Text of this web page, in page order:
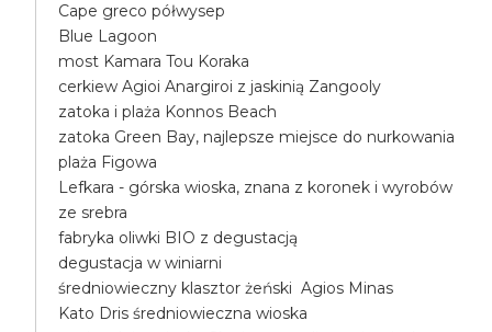
Cape greco półwysep
Blue Lagoon
most Kamara Tou Koraka
cerkiew Agioi Anargiroi z jaskinią Zangooly
zatoka i plaża Konnos Beach
zatoka Green Bay, najlepsze miejsce do nurkowania
plaża Figowa
Lefkara - górska wioska, znana z koronek i wyrobów
ze srebra
fabryka oliwki BIO z degustacją
degustacja w winiarni
średniowieczny klasztor żeński Agios Minas
Kato Dris średniowieczna wioska